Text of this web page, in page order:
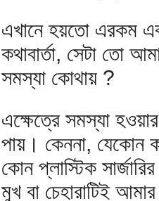
এখানে হয়তো এরকম
কথাবার্তা, সেটা তো
সমস্যা কোথায় ?
এক্ষেত্রে সমস্যা
পায়। কেননা, যেকোন
কোন প্লাস্টিক
মুখ বা চেহারাটিই